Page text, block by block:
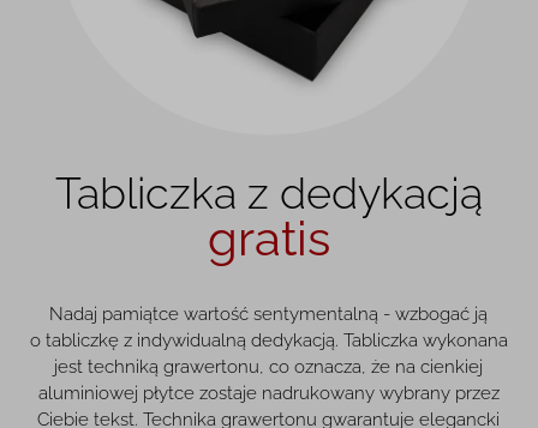
Tabliczka z dedykacją
gratis
Nadaj pamiątce wartość sentymentalną - wzbogać ją
o tabliczkę z indywidualną dedykacją. Tabliczka wykonana
jest techniką grawertonu, co oznacza, że na cienkiej
aluminiowej płytce zostaje nadrukowany wybrany przez
Ciebie tekst. Technika grawertonu gwarantuje elegancki